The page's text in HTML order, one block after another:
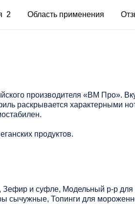
2 Область применения
производителя «ВМ Про».
раскрывается характерными
продуктов.
и суфле, Модельный р-р для
сычужные, Топинги для